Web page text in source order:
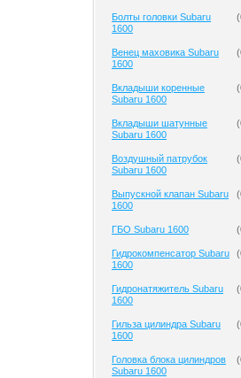
Болты головки Subaru
1600
(
Венец маховика Subaru
1600
(
Вкладыши коренные
Subaru 1600
(
Вкладыши шатунные
Subaru 1600
(
Воздушный патрубок
Subaru 1600
(
Выпускной клапан Subaru
1600
(
ГБО Subaru 1600 (
Гидрокомпенсатор Subaru
1600
(
Гидронатяжитель Subaru
1600
(
Гильза цилиндра Subaru
1600
(
Головка блока цилиндров
Subaru 1600
(